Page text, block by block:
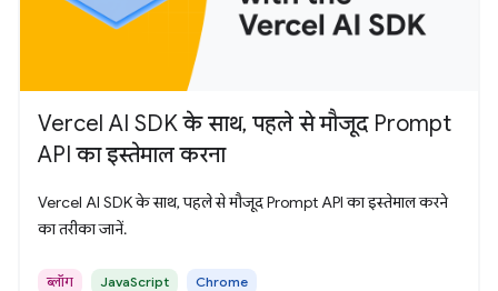
Vercel AI SDK के साथ, पहले से मौजूद Prompt
API का इस्तेमाल करना
Vercel AI SDK के साथ, पहले से मौजूद Prompt API का इस्तेमाल करने
का तरीका जानें.
ब्लॉग JavaScript Chrome